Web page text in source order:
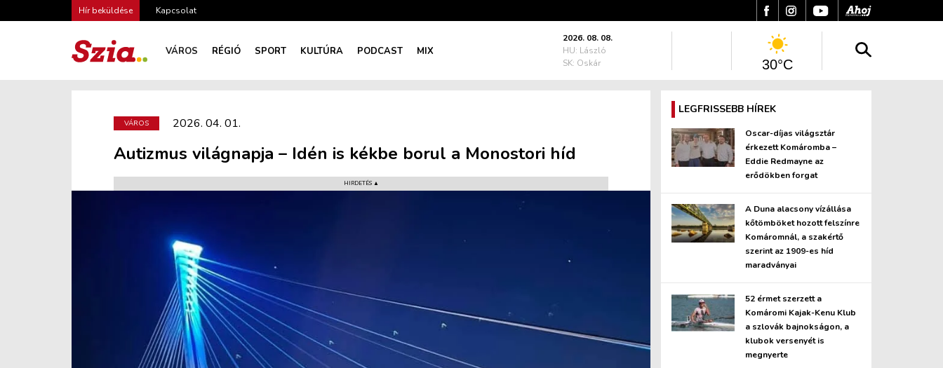
Hír beküldése Kapcsolat
VÁROS RÉGIÓ SPORT KULTÚRA PODCAST MIX
2026. 08. 08.
HU: László
SK: Oskár
30°C
VÁROS 2026. 04. 01.
Autizmus világnapja – Idén is kékbe borul a Monostori híd
HIRDETÉS ▲
LEGFRISSEBB HÍREK
Oscar-díjas világsztár
érkezett Komáromba –
Eddie Redmayne az
erődökben forgat
A Duna alacsony vízállása
kőtömböket hozott felszínre
Komáromnál, a szakértő
szerint az 1909-es híd
maradványai
52 érmet szerzett a
Komáromi Kajak-Kenu Klub
a szlovák bajnokságon, a
klubok versenyét is
megnyerte